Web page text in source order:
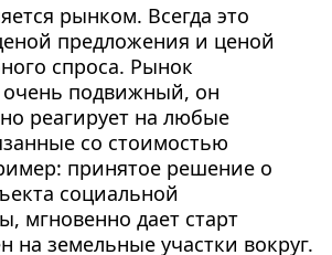
рынком. Всегда это
предложения и ценой
спроса. Рынок
подвижный, он
реагирует на любые
со стоимостью
социальной
земельные участки вокруг.